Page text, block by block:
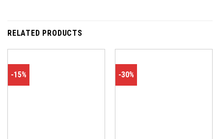
RELATED PRODUCTS
-15% -30%